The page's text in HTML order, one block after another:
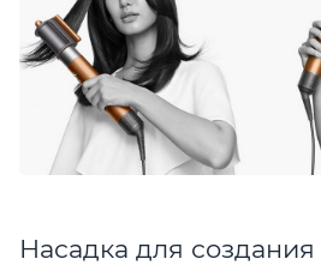
Насадка для